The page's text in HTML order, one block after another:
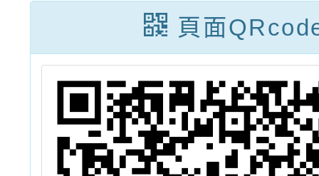
DAY《東亞時尚
買手：穿越千年
的海洋絲路》課
程體驗活動
頁面